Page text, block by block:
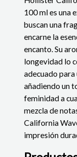
100 ml es una
buscan una
encarne la
encanto. Su
longevidad lo
adecuado para
añadiendo un
feminidad a
mezcla de
California
impresión